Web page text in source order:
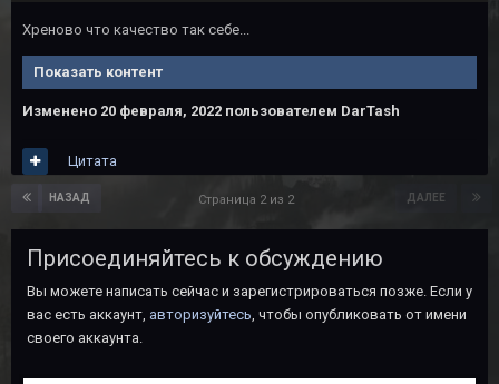
Хреново что качество так себе...
Показать контент
Изменено 20 февраля, 2022 пользователем DarTash
Цитата
НАЗАД ДАЛЕЕ
Страница 2 из 2
Присоединяйтесь к обсуждению
Вы можете написать сейчас и зарегистрироваться позже. Если у
вас есть аккаунт, авторизуйтесь , чтобы опубликовать от имени
своего аккаунта.